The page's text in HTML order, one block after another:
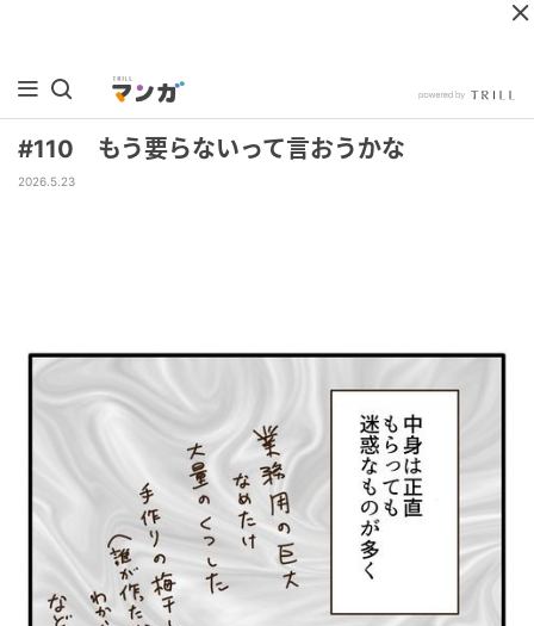
#110 もう要らないって言おうかな
2026.5.23